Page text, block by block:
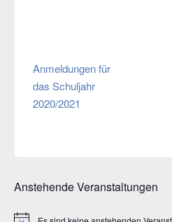
Anmeldungen für
das Schuljahr
2020/2021
Anstehende Veranstaltungen